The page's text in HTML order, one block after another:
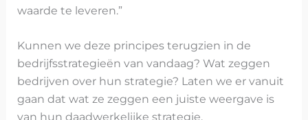
waarde te leveren.”
Kunnen we deze principes terugzien in de
bedrijfsstrategieën van vandaag? Wat zeggen
bedrijven over hun strategie? Laten we er vanuit
gaan dat wat ze zeggen een juiste weergave is
van hun daadwerkelijke strategie.